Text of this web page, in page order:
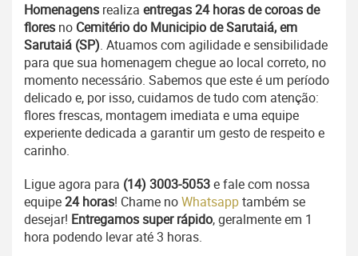
Homenagens realiza entregas 24 horas de coroas de
flores no Cemitério do Municipio de Sarutaiá, em
Sarutaiá (SP). Atuamos com agilidade e sensibilidade
para que sua homenagem chegue ao local correto, no
momento necessário. Sabemos que este é um período
delicado e, por isso, cuidamos de tudo com atenção:
flores frescas, montagem imediata e uma equipe
experiente dedicada a garantir um gesto de respeito e
carinho.
Ligue agora para (14) 3003-5053e fale com nossa
equipe24 horas! Chame noWhatsapptambém se
desejar! Entregamos super rápido, geralmente em 1
hora podendo levar até 3 horas.